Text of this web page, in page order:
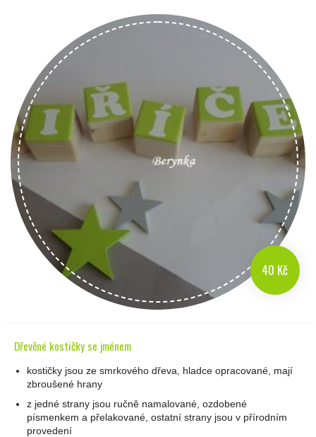
40 Kč
Dřevěné kostičky se jménem
kostičky jsou ze smrkového dřeva, hladce opracované, mají
zbroušené hrany
z jedné strany jsou ručně namalované, ozdobené
písmenkem a přelakované, ostatní strany jsou v přírodním
provedení